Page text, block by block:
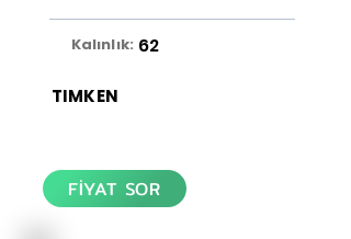
Kalınlık: 62
TIMKEN
FİYAT SOR